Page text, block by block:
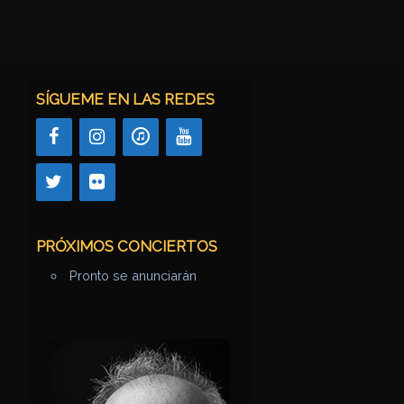
SÍGUEME EN LAS REDES
PRÓXIMOS CONCIERTOS
Pronto se anunciarán